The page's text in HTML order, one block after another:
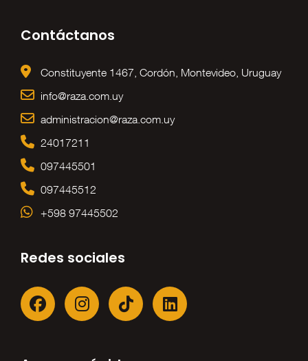
Contáctanos
Constituyente 1467, Cordón, Montevideo, Uruguay
info@raza.com.uy
administracion@raza.com.uy
24017211
097445501
097445512
+598 97445502
Redes sociales